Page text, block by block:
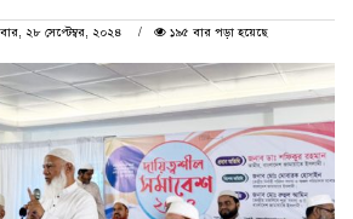
২৮ সেপ্টেম্বর, ২০২৪
১৯৫ বার পড়া হয়েছে